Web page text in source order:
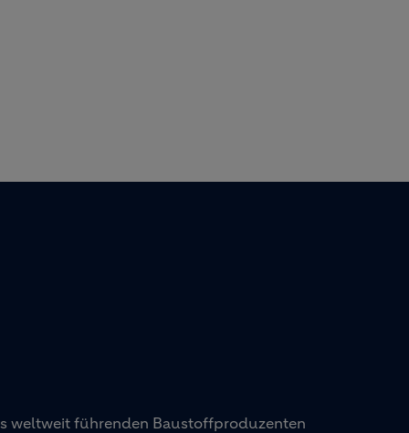
weltweit führenden Baustoffproduzenten